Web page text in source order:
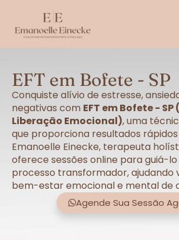
EFT em Bofete - SP
Conquiste alívio de estresse,
negativas com EFT em Bofete -
Liberação Emocional), uma
que proporciona resultados
Emanoelle Einecke, terapeuta
oferece sessões online para guiá-
processo transformador, ajudando
bem-estar emocional e mental de
Agende Sua Sessão